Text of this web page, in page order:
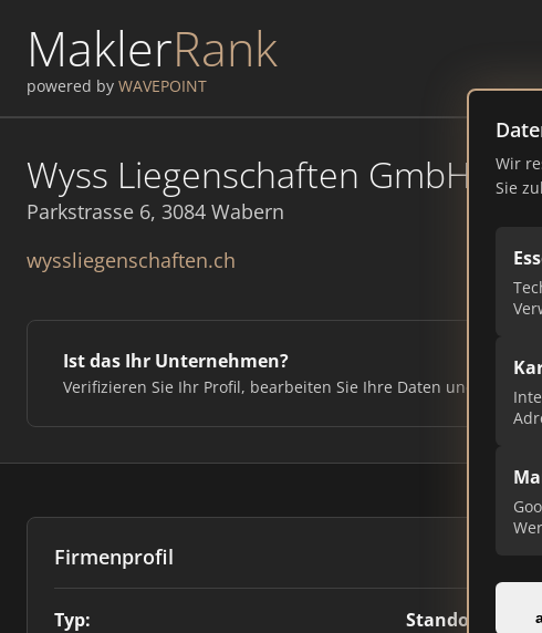
MaklerRank
powered by WAVEPOINT
Wir
Sie
Wyss Liegenschaften GmbH
Parkstrasse 6, 3084 Wabern
wyssliegenschaften.ch
Ist das Ihr Unternehmen?
Verifizieren Sie Ihr Profil, bearbeiten Sie Ihre Daten und
Firmenprofil
Typ:
Standort: